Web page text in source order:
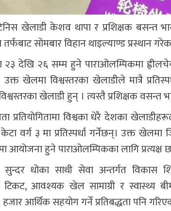
खेलाडी केशव थापा र प्रशिक्षक बसन्त
सोमबार विहान थाइल्याण्ड प्रस्थान
देखि २६ सम्म हुने पाराओलम्पिकमा ह्वीलचेयर
खेलमा विश्वस्तरका खेलाडीले मात्रै
खेलाडी हुन् । त्यस्तै प्रशिक्षक वसन्त
प्रतियोगितामा विश्वका धेरै देशका
वर्ग ३ मा प्रतिस्पर्धा गर्नेछन्। उक्त खेलमा
आयोजना हुने पाराओलम्पिकका लागि प्रत्यक्ष
धोका साथी सेवा अन्तर्गत विकास
टिकट, आवश्यक खेल सामाग्री र स्वास्थ्य
आर्थिक सहयोग गर्ने प्रतिबद्धता पनि